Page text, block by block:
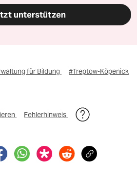
unterstützen
für Bildung
#Treptow-Köpenick
Fehlerhinweis